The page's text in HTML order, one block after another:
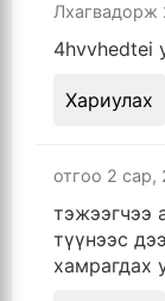
Лхагвадорж
4hvvhedtei
Хариулах
отгоо 2 сар,
тэжээгчээ
түүнээс
хамрагдах